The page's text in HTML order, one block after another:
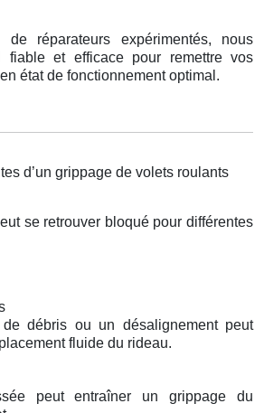
réparateurs expérimentés, nous
fiable et efficace pour remettre vos
état de fonctionnement optimal.
d’un grippage de volets roulants
se retrouver bloqué pour différentes
de débris ou un désalignement peut
fluide du rideau.
peut entraîner un grippage du